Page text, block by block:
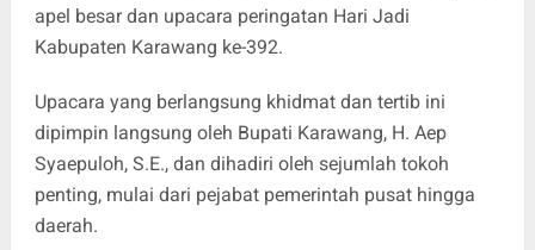
apel besar dan upacara peringatan Hari Jadi
Kabupaten Karawang ke-392.
Upacara yang berlangsung khidmat dan tertib ini
dipimpin langsung oleh Bupati Karawang, H. Aep
Syaepuloh, S.E., dan dihadiri oleh sejumlah tokoh
penting, mulai dari pejabat pemerintah pusat hingga
daerah.